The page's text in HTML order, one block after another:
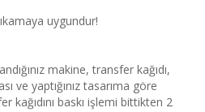
uygundur!
makine, transfer kağıdı,
ve yaptığınız tasarıma göre
kağıdını baskı işlemi bittikten 2